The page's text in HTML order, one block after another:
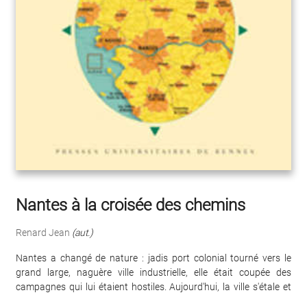
Nantes à la croisée des chemins
Renard Jean (aut.)
Nantes a changé de nature : jadis port colonial tourné vers le
grand large, naguère ville industrielle, elle était coupée des
campagnes qui lui étaient hostiles. Aujourd'hui, la ville s'étale et